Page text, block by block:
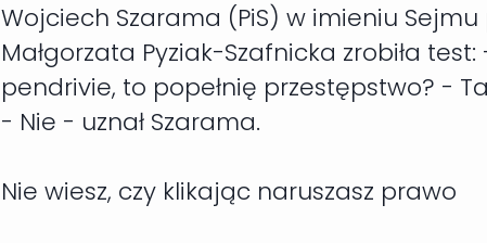
Wojciech Szarama (PiS) w imieniu
Małgorzata Pyziak-Szafnicka zrobiła
pendrivie, to popełnię przestępstwo? -
- Nie - uznał Szarama.
Nie wiesz, czy klikając naruszasz prawo